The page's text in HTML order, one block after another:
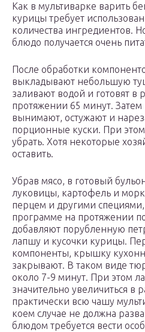
Как в мультиварке варить
курицы требует
количества ингредиентов.
блюдо получается очень
После обработки
выкладывают небольшую
заливают водой и готовят в
протяжении 65 минут. Затем
вынимают, остужают и
порционные куски. При
убрать. Хотя некоторые
оставить.
Убрав мясо, в готовый
луковицы, картофель и
перцем и другими
программе на протяжении
добавляют порубленную
лапшу и кусочки курицы.
компоненты, крышку
закрывают. В таком виде
около 7-9 минут. При этом
значительно увеличиться в
практически всю чашу
коем случае не должна
блюдом требуется вести